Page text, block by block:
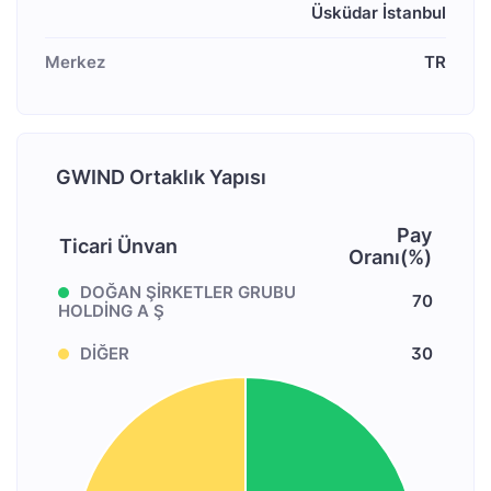
Üsküdar İstanbul
Merkez TR
GWIND Ortaklık Yapısı
Ticari Ünvan
Pay
Oranı(%)
DOĞAN ŞİRKETLER GRUBU
HOLDİNG A Ş
70
DİĞER 30